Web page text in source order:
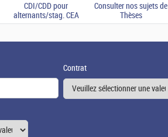
CDI/CDD pour
alternants/stag. CEA
Consulter nos sujets de
Thèses
Contrat